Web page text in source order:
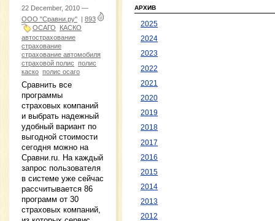
22 December, 2010 —
ООО "Сравни.ру" | 893
ОСАГО
КАСКО
автострахование
страхование
страхование автомобиля
страховой полис полис
каско полис осаго
Сравнить все
программы
страховых компаний
и выбрать надежный
удобный вариант по
выгодной стоимости
сегодня можно на
Сравни.ru. На каждый
запрос пользователя
в системе уже сейчас
рассчитывается 86
программ от 30
страховых компаний,
АРХИВ
2025
2024
2023
2022
2021
2020
2019
2018
2017
2016
2015
2014
2013
2012